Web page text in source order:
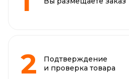
Подтверждение
и проверка товара